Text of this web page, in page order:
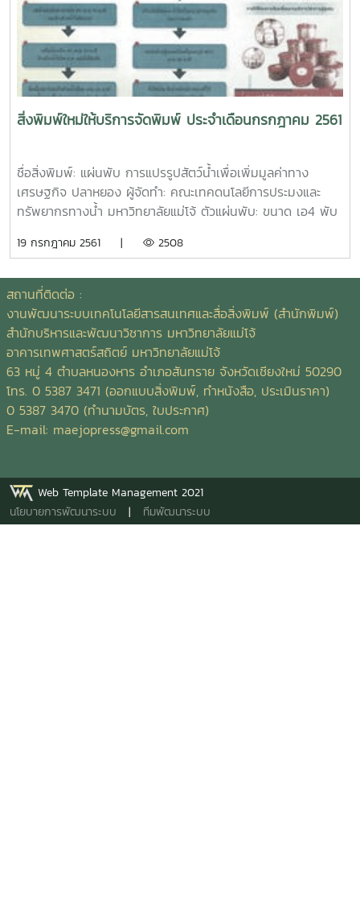
หน้า ตัวเล่ม: ขนาด เอ5 ปกอาร์ตมัน 210 แกรม พิมพ์ 4 สี
เคลือบมัน เนื้อใน ปอนด์ 70 แกรม พิมพ์ 4 สี เข้าเล่มมุงหลังคา
ชื่อสิ่งพิมพ์: หนังสือ งานแสดงมุทิตาจิตผู้เกษียณอายุ
มหาวิทยาลัยแม่โจ้ ประจำปี 2561 ผู้จัดทำ: กองการเจ้าหน้าที่
สำนักงานอธิการบดี จำนวนหน้า: 104 หน้า ตัวเล่ม: ขนาด เอ5
ปกอาร์ตมัน 260 แกรม พิมพ์ 4 สี เคลือบด้าน เนื้อในปอนด์ 70
แกรม พิมพ์ 4 สี/ 1 สี เข้าเล่มไสกาวชื่อสิ่งพิมพ์: เอกสาร การจัด
บัณฑิตวิทยาลัย มหาวิทยาลัยแม่โจ้ จำนวนหน้า: 40 หน้า ตัวเล่ม:
ขนาด เอ5 ปกอร์ตมัน 210 แกรม พิมพ์ 4 สี เคลือบมัน เนื้อใน
ปอนด์ 70 แกรม พิมพ์ 4 สี เข้าเล่มมุงหลังคาชื่อสิ่งพิมพ์:
Solar Energy Technology ผู้แต่ง: ผศ.กิตติกร สาสุจิตต์ ISBN:
เอ4 ปกอาร์ตมัน 260 แกรม พิมพ์ 4 สี เคลือบมัน เนื้อใน
ปอนด์ 70 แกรม พิมพ์ 1 สี เข้าเล่มไสกาว
สิ่งพิมพ์ใหม่ให้บริการจัดพิมพ์ ประจำเดือนกรกฎาคม 2561
ชื่อสิ่งพิมพ์: แผ่นพับ การแปรรูปสัตว์น้ำเพื่อเพิ่มมูลค่าทาง
เศรษฐกิจ ปลาหยอง ผู้จัดทำ: คณะเทคดนโลยีการประมงและ
ทรัพยากรทางน้ำ มหาวิทยาลัยแม่โจ้ ตัวแผ่นพับ: ขนาด เอ4 พับ
การแปรรูปสัตว์น้ำเพื่อเพิ่มมูลค่าทางเศรษฐกิจ หนังปลาทอด
มหาวิทยาลัยแม่โจ้ ตัวแผ่นพับ: ขนาด เอ4 พับ 3 อาร์ตมัน 120
แกรม พิมพ์ 4 สี 2 ด้านชื่อสิ่งพิมพ์: แผ่นพับ การแปรรูปสัตว์น้ำ
เพื่อเพิ่มมูลค่าทางเศรษฐกิจ ปลายอ ผู้จัดทำ: คณะเทคโนโลยีการ
ประมงและทรัพยากรทางน้ำ มหาวิทยาลัยแม่โจ้ ตัวแผ่นพับ: ขนาด
เอ4 พับ 3 อาร์ตมัน 120 แกรม พิมพ์ 4 สี 2 ด้านชื่อสิ่งพิมพ์:
คู่มือการท่องเที่ยวโดยชุมชน อำเภอพะโต๊ะ จังหวัดชุมพร จัดทำ
โดย: เครือข่ายการท่องเที่ยวโดยชุมชนพะโต๊ะ ตัวเล่ม: ขนาด เอ5
ปกอาร์ตมัน 210 แกรม พิมพ์ 4 สี เคลือบมัน เนื้อใน อาร์ตมัน
120 แกรม พิมพ์ 4 สี เข้าเล่มมุงหลังคาชื่อสิ่งพิมพ์: หนังสือ
ผู้แต่ง: ผศ. ดร.ธเนศ ไชยชนะ พิมพ์ครั้งที่ 2/กรกฎาคม 2561
ฉบับปรับปรุง ISBN: 978-616-474-129-4 จำนวนหน้า: 303
หน้า ตัวเล่ม: ขนาด A4 ปกอาร์ตมัน 260 แกรม พิมพ์ 4 สี
19 กรกฎาคม 2561 | 2508
สถานที่ติดต่อ :
งานพัฒนาระบบเทคโนโลยีสารสนเทศและสื่อสิ่งพิมพ์ (สำนักพิมพ์)
สำนักบริหารและพัฒนาวิชาการ มหาวิทยาลัยแม่โจ้
อาคารเทพศาสตร์สถิตย์ มหาวิทยาลัยแม่โจ้
63 หมู่ 4 ตำบลหนองหาร อำเภอสันทราย จังหวัดเชียงใหม่ 50290
โทร. 0 5387 3471 (ออกแบบสิ่งพิมพ์, ทำหนังสือ, ประเมินราคา)
0 5387 3470 (ทำนามบัตร, ใบประกาศ)
E-mail: maejopress@gmail.com
Web Template Management 2021
นโยบายการพัฒนาระบบ | ทีมพัฒนาระบบ